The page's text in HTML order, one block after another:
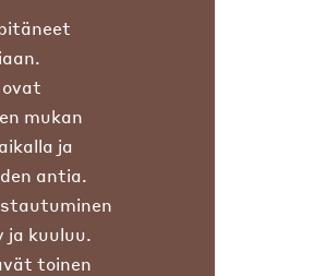
mukan
ja
antia.
ja kuuluu.
toinen